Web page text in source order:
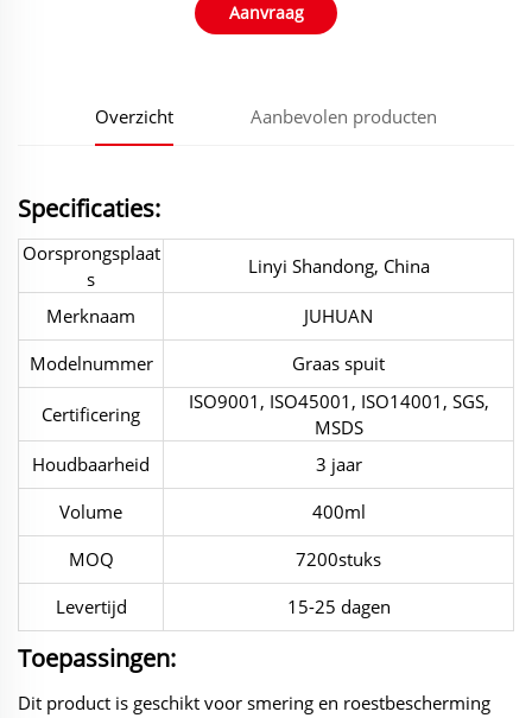
Aanvraag
Overzicht Aanbevolen producten
Specificaties:
Oorsprongsplaat
s
Linyi Shandong, China
Merknaam
JUHUAN
Modelnummer
Graas spuit
Certificering
ISO9001, ISO45001, ISO14001, SGS,
MSDS
Houdbaarheid
3 jaar
Volume
400ml
MOQ
7200stuks
Levertijd
15-25 dagen
Toepassingen:
Dit product is geschikt voor smering en roestbescherming